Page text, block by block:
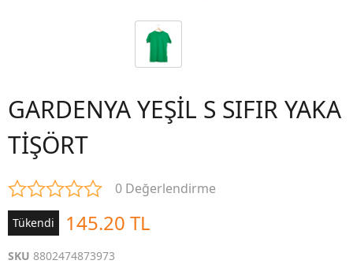
GARDENYA YEŞİL S SIFIR YAKA
TİŞÖRT
0 Değerlendirme
Tükendi 145.20 TL
SKU 8802474873973